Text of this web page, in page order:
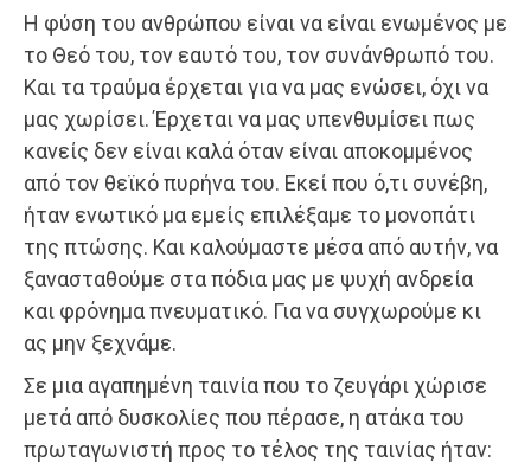
Η φύση του ανθρώπου είναι να είναι ενωμένος με
το Θεό του, τον εαυτό του, τον συνάνθρωπό του.
Και τα τραύμα έρχεται για να μας ενώσει, όχι να
μας χωρίσει. Έρχεται να μας υπενθυμίσει πως
κανείς δεν είναι καλά όταν είναι αποκομμένος
από τον θεϊκό πυρήνα του. Εκεί που ό,τι συνέβη,
ήταν ενωτικό μα εμείς επιλέξαμε το μονοπάτι
της πτώσης. Και καλούμαστε μέσα από αυτήν, να
ξανασταθούμε στα πόδια μας με ψυχή ανδρεία
και φρόνημα πνευματικό. Για να συγχωρούμε κι
ας μην ξεχνάμε.
Σε μια αγαπημένη ταινία που το ζευγάρι χώρισε
μετά από δυσκολίες που πέρασε, η ατάκα του
πρωταγωνιστή προς το τέλος της ταινίας ήταν: